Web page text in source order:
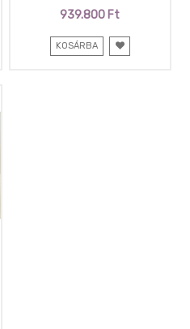
állítható fejtámlákkal,
vendégággyal, felnyíló
tárolóval, Vil.szürke (II.),
264x200 cm
939.800 Ft
KOSÁRBA